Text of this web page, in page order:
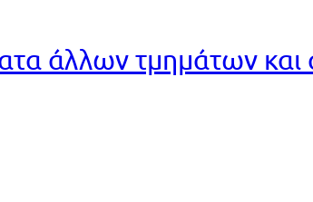
άλλων τμημάτων και